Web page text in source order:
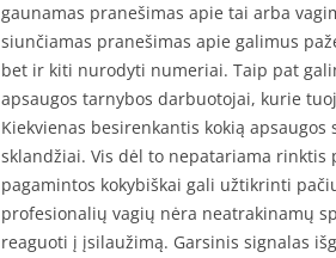
gaunamas pranešimas apie tai arba
siunčiamas pranešimas apie galimus
bet ir kiti nurodyti numeriai. Taip pat
apsaugos tarnybos darbuotojai, kurie
Kiekvienas besirenkantis kokią
sklandžiai. Vis dėl to nepatariama rinktis
pagamintos kokybiškai gali užtikrinti
profesionalių vagių nėra neatrakinamų
reaguoti į įsilaužimą. Garsinis signalas